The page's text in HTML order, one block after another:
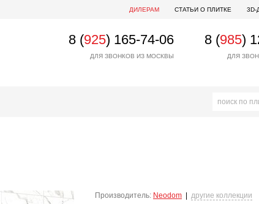
ДИЛЕРАМ СТАТЬИ О ПЛИТКЕ
8 (925) 165-74-06
ДЛЯ ЗВОНКОВ ИЗ МОСКВЫ
8 (985)
ДЛЯ
Производитель: Neodom
другие коллекции